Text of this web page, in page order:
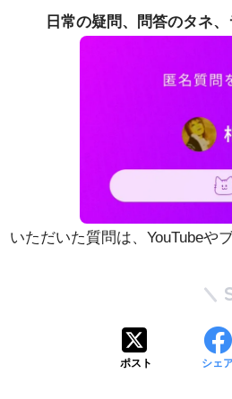
日常の疑問、問答のタネ
いただいた質問は、YouTubeや
ポスト シェ